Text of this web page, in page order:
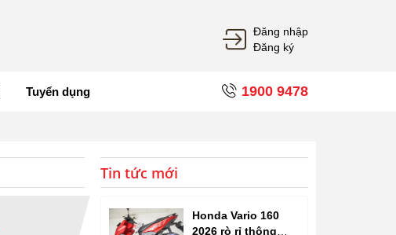
Đăng nhập
Đăng ký
Tuyển dụng 1900 9478
Tin tức mới
Honda Vario 160
2026 rò rỉ thông